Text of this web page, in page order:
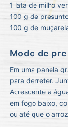
1 lata de milho
100 g de
100 g de
Modo de
Em uma panela
para derreter.
Acrescente a
em fogo baixo,
ou até que o